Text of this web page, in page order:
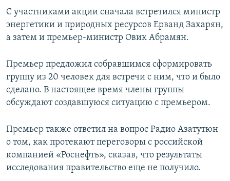
С участниками акции сначала встретился министр
энергетики и природных ресурсов Ерванд Захарян,
а затем и премьер-министр Овик Абрамян.
Премьер предложил собравшимся сформировать
группу из 20 человек для встречи с ним, что и было
сделано. В настоящее время члены группы
обсуждают создавшуюся ситуацию с премьером.
Премьер также ответил на вопрос Радио Азатутюн
о том, как протекают переговоры с российской
компанией «Роснефть», сказав, что результаты
исследования правительство еще не получило.